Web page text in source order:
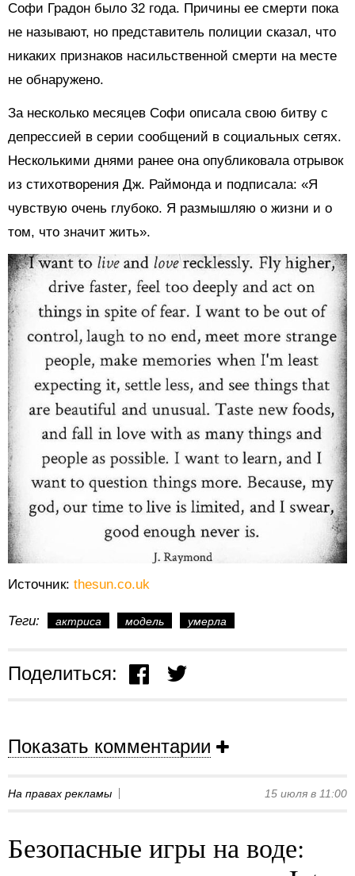
Софи Градон было 32 года. Причины ее смерти пока
не называют, но представитель полиции сказал, что
никаких признаков насильственной смерти на месте
не обнаружено.
За несколько месяцев Софи описала свою битву с
депрессией в серии сообщений в социальных сетях.
Несколькими днями ранее она опубликовала отрывок
из стихотворения Дж. Раймонда и подписала: «Я
чувствую очень глубоко. Я размышляю о жизни и о
том, что значит жить».
Источник: thesun.co.uk
Теги: актриса модель умерла
Поделиться:
Показать комментарии
На правах рекламы 15 июля в 11:00
Безопасные игры на воде: